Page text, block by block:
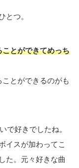
とつ。
とができてめっち
とができるのがも
で好きでしたね。
イスが加わってこ
た。元々好きな曲